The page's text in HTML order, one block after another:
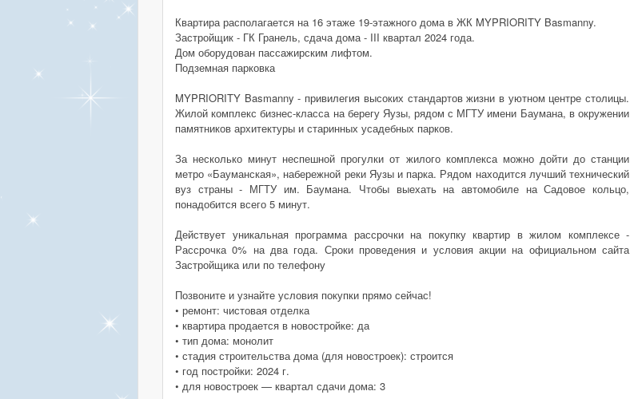
Квартира располагается на 16 этаже 19-этажного дома в ЖК MYPRIORITY Basmanny.
Застройщик - ГК Гранель, сдача дома - III квартал 2024 года.
Дом оборудован пассажирским лифтом.
Подземная парковка
MYPRIORITY Basmanny - привилегия высоких стандартов жизни в уютном центре столицы.
Жилой комплекс бизнес-класса на берегу Яузы, рядом с МГТУ имени Баумана, в окружении
памятников архитектуры и старинных усадебных парков.
За несколько минут неспешной прогулки от жилого комплекса можно дойти до станции
метро «Бауманская», набережной реки Яузы и парка. Рядом находится лучший технический
вуз страны - МГТУ им. Баумана. Чтобы выехать на автомобиле на Садовое кольцо,
понадобится всего 5 минут.
Действует уникальная программа рассрочки на покупку квартир в жилом комплексе -
Рассрочка 0% на два года. Сроки проведения и условия акции на официальном сайта
Застройщика или по телефону
Позвоните и узнайте условия покупки прямо сейчас!
• ремонт: чистовая отделка
• квартира продается в новостройке: да
• тип дома: монолит
• стадия строительства дома (для новостроек): строится
• год постройки: 2024 г.
• для новостроек — квартал сдачи дома: 3